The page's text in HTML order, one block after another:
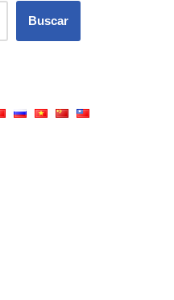
Buscar